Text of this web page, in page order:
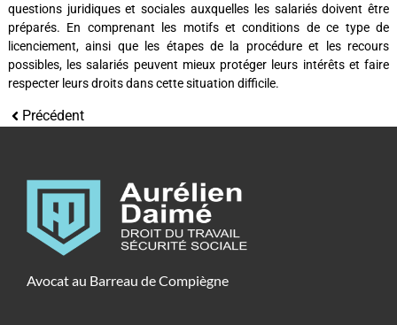
questions juridiques et sociales auxquelles les salariés doivent être
préparés. En comprenant les motifs et conditions de ce type de
licenciement, ainsi que les étapes de la procédure et les recours
possibles, les salariés peuvent mieux protéger leurs intérêts et faire
respecter leurs droits dans cette situation difficile.
Précédent
Avocat au Barreau de Compiègne